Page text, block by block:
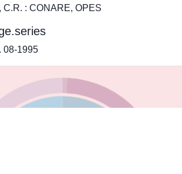
C.R. : CONARE, OPES
08-1995